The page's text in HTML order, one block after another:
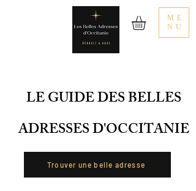
LE GUIDE DES BELLES
ADRESSES D'OCCITANIE
Trouver une belle adresse
ME
NU